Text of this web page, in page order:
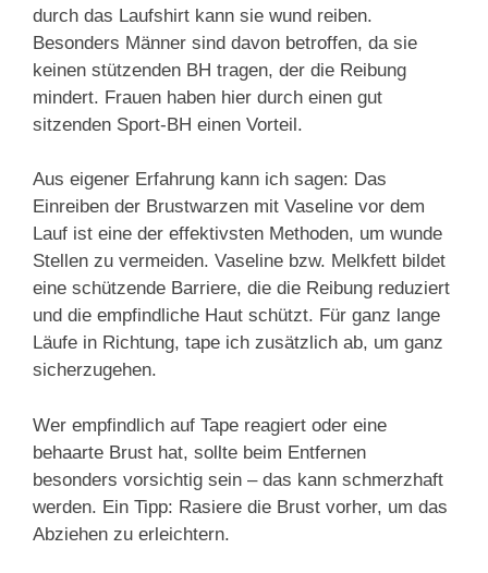
durch das Laufshirt kann sie wund reiben.
Besonders Männer sind davon betroffen, da sie
keinen stützenden BH tragen, der die Reibung
mindert. Frauen haben hier durch einen gut
sitzenden Sport-BH einen Vorteil.
Aus eigener Erfahrung kann ich sagen: Das
Einreiben der Brustwarzen mit Vaseline vor dem
Lauf ist eine der effektivsten Methoden, um wunde
Stellen zu vermeiden. Vaseline bzw. Melkfett bildet
eine schützende Barriere, die die Reibung reduziert
und die empfindliche Haut schützt. Für ganz lange
Läufe in Richtung, tape ich zusätzlich ab, um ganz
sicherzugehen.
Wer empfindlich auf Tape reagiert oder eine
behaarte Brust hat, sollte beim Entfernen
besonders vorsichtig sein – das kann schmerzhaft
werden. Ein Tipp: Rasiere die Brust vorher, um das
Abziehen zu erleichtern.